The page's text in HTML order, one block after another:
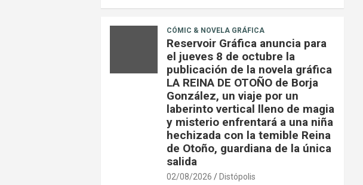
CÓMIC & NOVELA GRÁFICA
Reservoir Gráfica anuncia para
el jueves 8 de octubre la
publicación de la novela gráfica
LA REINA DE OTOÑO de Borja
González, un viaje por un
laberinto vertical lleno de magia
y misterio enfrentará a una niña
hechizada con la temible Reina
de Otoño, guardiana de la única
salida
02/08/2026 Distópolis